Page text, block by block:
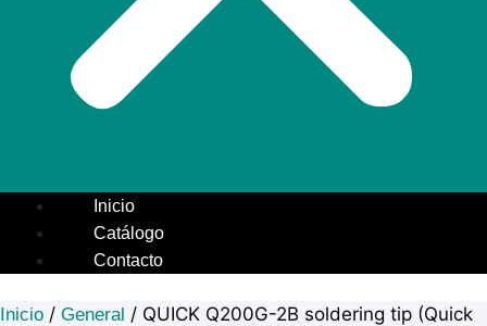
Inicio
Catálogo
Contacto
Inicio / General / QUICK Q200G-2B soldering tip (Quick